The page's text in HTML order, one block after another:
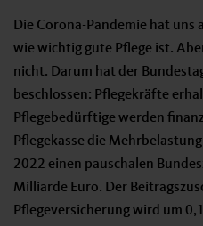
Die Corona-Pandemie hat
wie wichtig gute Pflege ist.
nicht. Darum hat der
beschlossen: Pflegekräfte
Pflegebedürftige werden
Pflegekasse die
2022 einen pauschalen
Milliarde Euro. Der
Pflegeversicherung wird um